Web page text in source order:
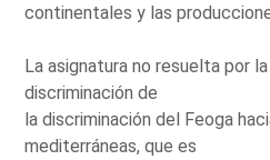
continentales y las
La asignatura no resuelta por
discriminación de
la discriminación del Feoga
mediterráneas, que es